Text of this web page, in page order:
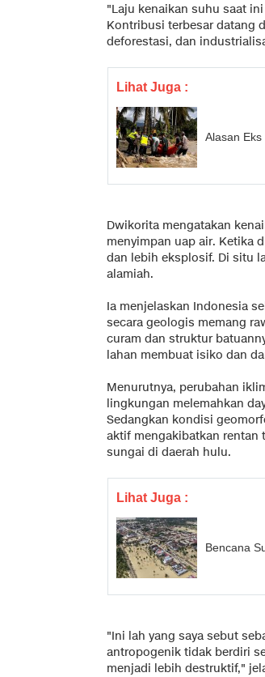
"Laju kenaikan suhu saat
Kontribusi terbesar datang
deforestasi, dan
Lihat Juga :
Alasan
Dwikorita mengatakan
menyimpan uap air. Ketika
dan lebih eksplosif. Di situ
alamiah.
Ia menjelaskan Indonesia
secara geologis memang
curam dan struktur
lahan membuat isiko dan
Menurutnya, perubahan
lingkungan melemahkan
Sedangkan kondisi
aktif mengakibatkan rentan
sungai di daerah hulu.
Lihat Juga :
Bencana
"Ini lah yang saya sebut
antropogenik tidak berdiri
menjadi lebih destruktif,"